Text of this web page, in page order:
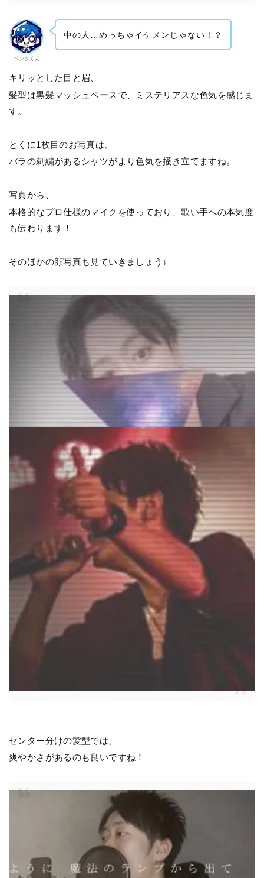
ペンタくん
中の人…めっちゃイケメンじゃない！？
キリッとした目と眉、
髪型は黒髪マッシュベースで、ミステリアスな色気を感じま
す。
とくに1枚目のお写真は、
バラの刺繍があるシャツがより色気を掻き立てますね。
写真から、
本格的なプロ仕様のマイクを使っており、歌い手への本気度
も伝わります！
そのほかの顔写真も見ていきましょう↓
センター分けの髪型では、
爽やかさがあるのも良いですね！